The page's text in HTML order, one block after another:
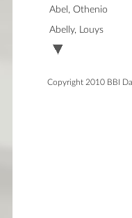
Abel, Othenio
Abelly, Louys
Copyright 2010 BBI